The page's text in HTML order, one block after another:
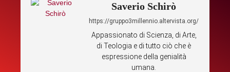
Saverio Schirò
https://gruppo3millennio.altervista.org/
Appassionato di Scienza, di Arte,
di Teologia e di tutto ciò che è
espressione della genialità
umana.